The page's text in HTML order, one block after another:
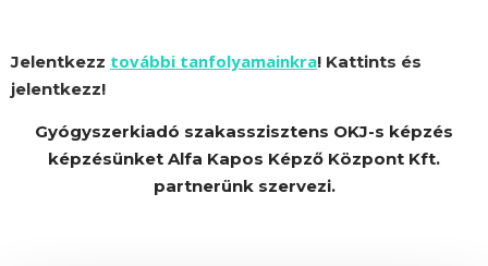
Jelentkezz további tanfolyamainkra! Kattints és
jelentkezz!
Gyógyszerkiadó szakasszisztens OKJ-s képzés
képzésünket Alfa Kapos Képző Központ Kft.
partnerünk szervezi.